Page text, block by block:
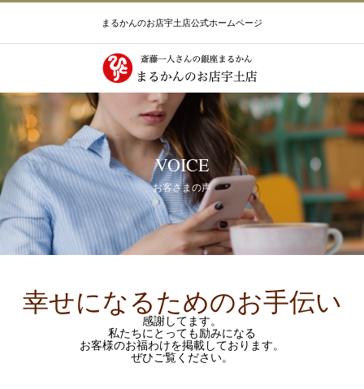
まるかんのお店宇土店公式ホームページ
VOICE
お客さまの声
幸せになるためのお手伝い
感謝してます。
私たちにとっても励みになる
お客様のお福わけを掲載しております。
ぜひご覧ください。